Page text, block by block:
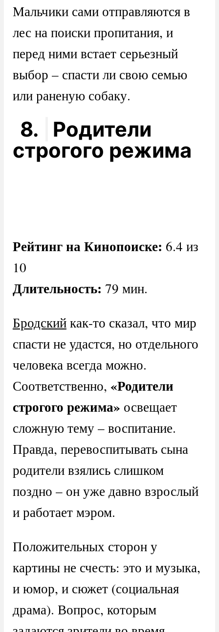
Мальчики сами отправляются в
лес на поиски пропитания, и
перед ними встает серьезный
выбор – спасти ли свою семью
или раненую собаку.
8.
Родители
строгого режима
Рейтинг на Кинопоиске: 6.4 из
10
Длительность: 79 мин.
Бродскийкак-то сказал, что мир
спасти не удастся, но отдельного
человека всегда можно.
Соответственно, «Родители
строгого режима» освещает
сложную тему – воспитание.
Правда, перевоспитывать сына
родители взялись слишком
поздно – он уже давно взрослый
и работает мэром.
Положительных сторон у
картины не счесть: это и музыка,
и юмор, и сюжет (социальная
драма). Вопрос, которым